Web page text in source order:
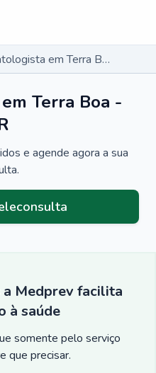
Dermatologista em Terra Boa - PR
Terra Boa -
e agende agora a sua
a Medprev facilita
à saúde
somente pelo serviço
que precisar.